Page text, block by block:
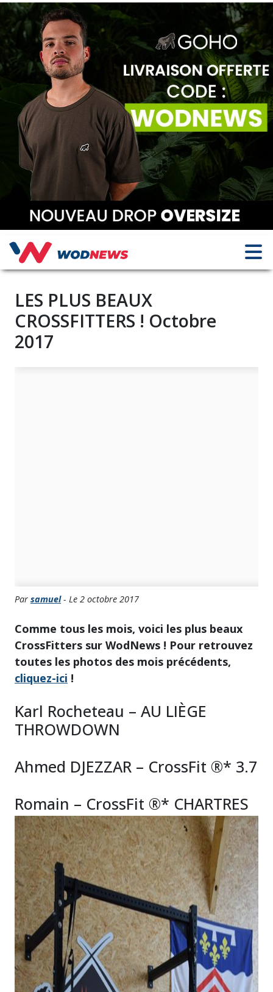
LES PLUS BEAUX
CROSSFITTERS ! Octobre
2017
Par samuel- Le 2 octobre 2017
Comme tous les mois, voici les plus beaux
CrossFitters sur WodNews ! Pour retrouvez
toutes les photos des mois précédents,
cliquez-ici !
Karl Rocheteau – AU LIÈGE
THROWDOWN
Ahmed DJEZZAR – CrossFit ®* 3.7
Romain – CrossFit ®* CHARTRES